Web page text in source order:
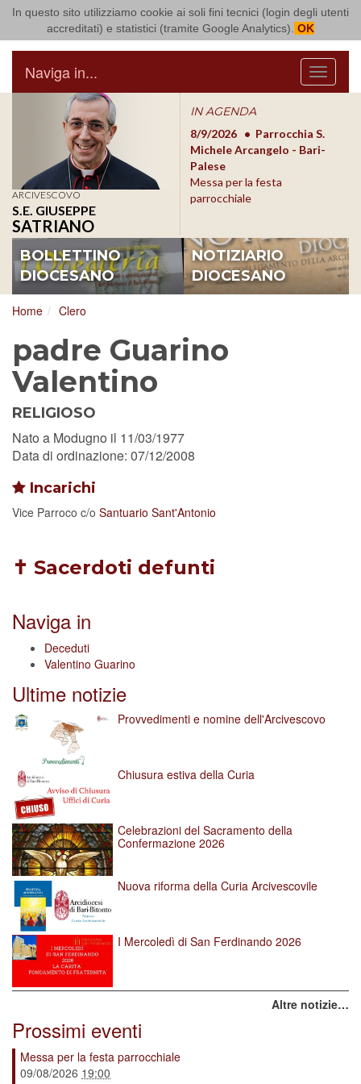
In questo sito utilizziamo cookie ai soli fini tecnici (login degli utenti
accreditati) e statistici (tramite Google Analytics). OK
Arcidiocesi di Bari Bitonto
Menu
Naviga in...
ARCIVESCOVO
S.E. GIUSEPPE
SATRIANO
IN AGENDA
8/17/2026
Conversano
Conferenza Episcopale
Pugliese
8/9/2026
Parrocchia S.
Michele Arcangelo - Bari-
Palese
Messa per la festa
parrocchiale
BOLLETTINO
DIOCESANO
NOTIZIARIO
DIOCESANO
Home Clero
padre Guarino
Valentino
RELIGIOSO
Nato a Modugno il 11/03/1977
Data di ordinazione: 07/12/2008
Incarichi
Vice Parroco c/o Santuario Sant'Antonio
✝ Sacerdoti defunti
Naviga in
Deceduti
Valentino Guarino
Ultime notizie
Provvedimenti e nomine dell'Arcivescovo
Chiusura estiva della Curia
Celebrazioni del Sacramento della
Confermazione 2026
Nuova riforma della Curia Arcivescovile
I Mercoledì di San Ferdinando 2026
Altre notizie…
Prossimi eventi
Messa per la festa parrocchiale
09/08/2026 19:00